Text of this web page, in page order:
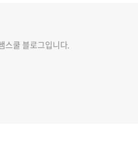
스쿨 블로그입니다.